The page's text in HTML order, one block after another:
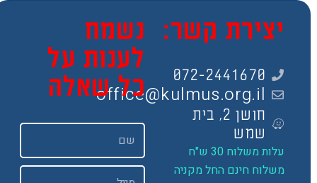
קשר:
072-2441670
office@kulmus.org.il
חושן 2, בית
שמש
משלוח 30 ש"ח
חינם החל מקניה
נשמח
לענות על
כל שאלה
Email